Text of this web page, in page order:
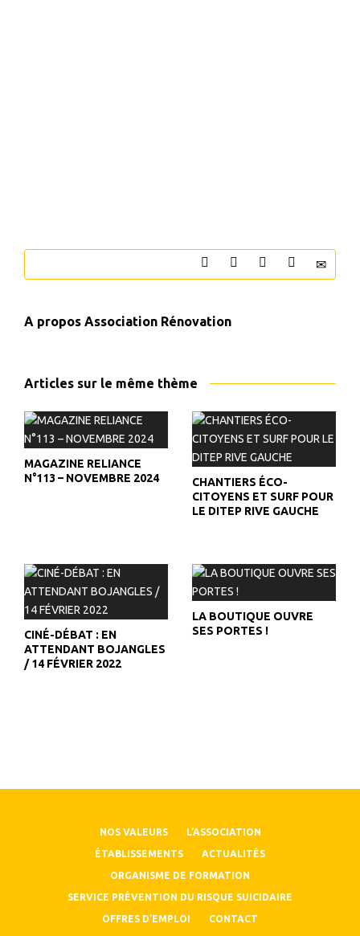
A propos Association Rénovation
Articles sur le même thème
MAGAZINE RELIANCE
N°113 – NOVEMBRE 2024
CHANTIERS ÉCO-
CITOYENS ET SURF POUR
LE DITEP RIVE GAUCHE
CINÉ-DÉBAT : EN
ATTENDANT BOJANGLES
/ 14 FÉVRIER 2022
LA BOUTIQUE OUVRE
SES PORTES !
NOS VALEURS L’ASSOCIATION
ÉTABLISSEMENTS ACTUALITÉS
ORGANISME DE FORMATION
SERVICE PRÉVENTION DU RISQUE SUICIDAIRE
OFFRES D’EMPLOI CONTACT